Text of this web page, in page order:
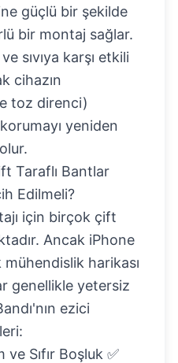
güçlü bir şekilde
bir montaj sağlar.
sıvıya karşı etkili
cihazın
toz direnci)
yeniden
Taraflı Bantlar
Edilmeli?
için birçok çift
Ancak iPhone
harikası
genellikle yetersiz
ezici
Sıfır Boşluk ✅